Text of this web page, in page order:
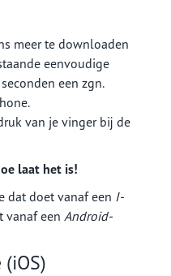
meer te downloaden
eenvoudige
een zgn.
van je vinger bij de
laat het is!
dat doet vanaf een I-
vanaf een Android-